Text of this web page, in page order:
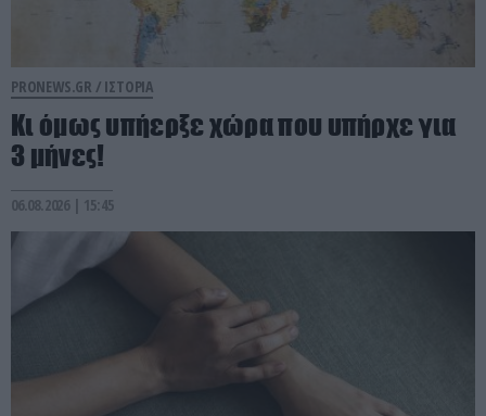
PRONEWS.GR / ΙΣΤΟΡΙΑ
Κι όμως υπήερξε χώρα που υπήρχε για
3 μήνες!
06.08.2026 | 15:45